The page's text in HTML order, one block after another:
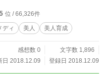
位 / 66,326件
ディ 美人 美人育成
感想数 0
文字数 1,896
日 2018.12.09
登録日 2018.12.09